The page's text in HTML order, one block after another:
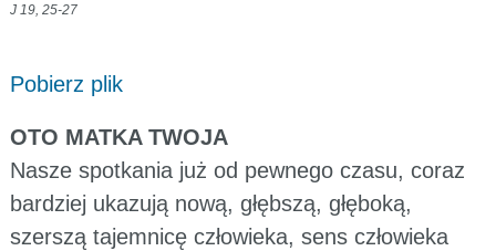
J 19, 25-27
Pobierz plik
OTO MATKA TWOJA
Nasze spotkania już od pewnego czasu, coraz
bardziej ukazują nową, głębszą, głęboką,
szerszą tajemnicę człowieka, sens człowieka